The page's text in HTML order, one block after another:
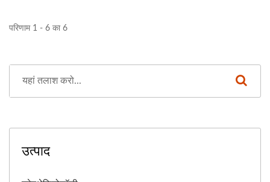
परिणाम 1 - 6 का 6
उत्पाद